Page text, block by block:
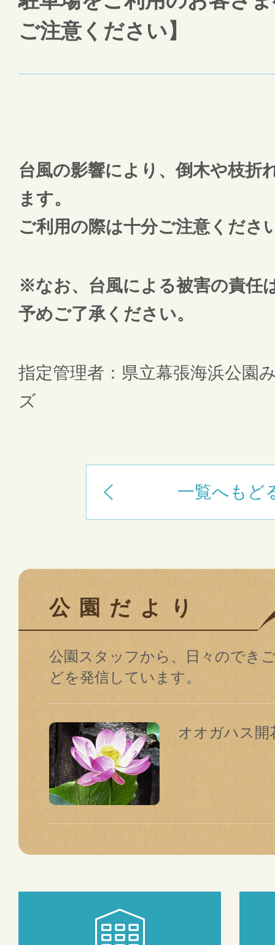
ご注意ください】
台風の影響により、倒木や枝折
ます。
ご利用の際は十分ご注意くださ
※なお、台風による被害の責任
予めご了承ください。
指定管理者：県立幕張海浜公園
ズ
一覧へもど
公園だより
公園スタッフから、⽇々のでき
どを発信しています。
オオガハス開